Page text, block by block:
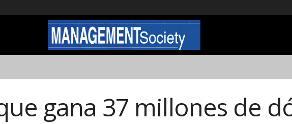
gana 37 millones de